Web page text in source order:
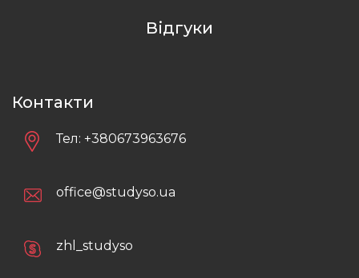
Відгуки
Контакти
Тел: +380673963676
office@studyso.ua
zhl_studyso